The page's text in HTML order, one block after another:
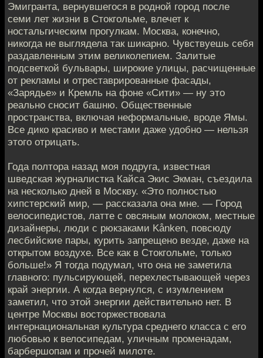
Эмигранта, вернувшегося в родной город после
семи лет жизни в Стокгольме, влечет к
ностальгическим прогулкам. Москва, конечно,
никогда не выглядела так шикарно. Чувствуешь себя
раздавленным этим великолепием. Залитые
подсветкой бульвары, широкие улицы, расчищенные
от рекламы и отреставрированные фасады,
«Зарядье» и Кремль на фоне «Сити» — ну это
реально сносит башню. Общественные
пространства, включая неформальные, вроде Ямы.
Все дико красиво и местами даже удобно — нельзя
этого отрицать.
Года полтора назад моя подруга, известная
шведская журналистка Кайса Экис Экман, съездила
на несколько дней в Москву. «Это полностью
хипстерский мир, — рассказала она мне. — Город
велосипедистов, латте с овсяным молоком, местные
дизайнеры, люди с рюкзаками Kånken, повсюду
лесбийские пары, курить запрещено везде, даже на
открытом воздухе. Все как в Стокгольме, только
больше!» Я тогда подумал, что она не заметила
главного: пульсирующей, перехлестывающей через
край энергии. А когда вернулся, с изумлением
заметил, что этой энергии действительно нет. В
центре Москвы восторжествовала
интернациональная культура среднего класса с его
любовью к велосипедам, уличным променадам,
барбершопам и прочей милоте.